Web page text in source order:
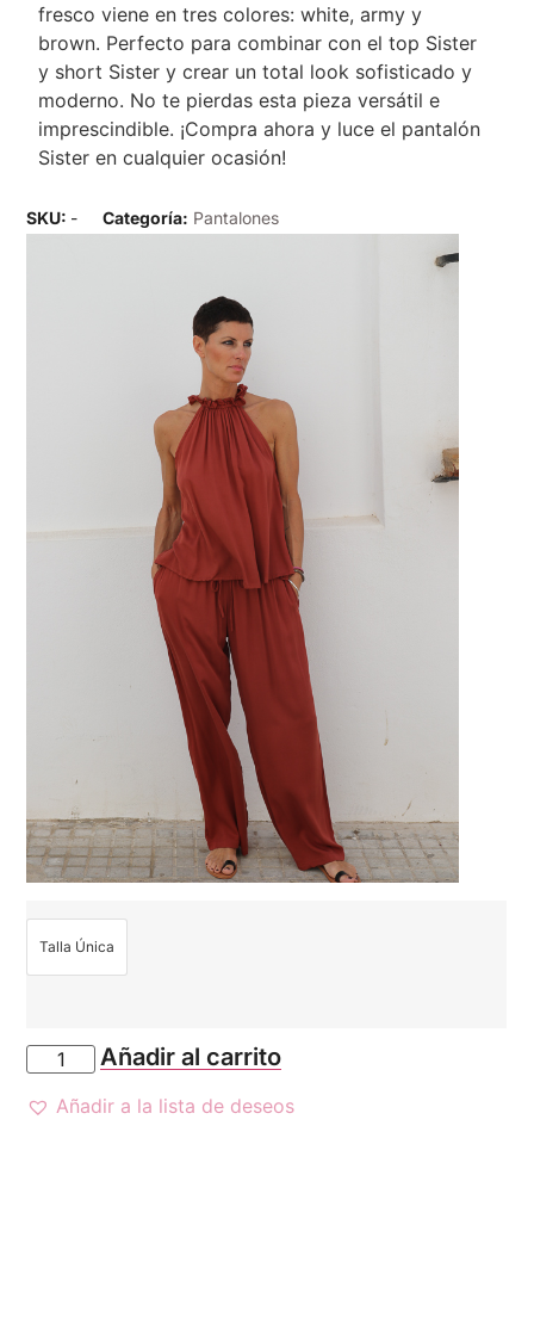
fresco viene en tres colores: white, army y
brown. Perfecto para combinar con el top Sister
y short Sister y crear un total look sofisticado y
moderno. No te pierdas esta pieza versátil e
imprescindible. ¡Compra ahora y luce el pantalón
Sister en cualquier ocasión!
SKU: - Categoría: Pantalones
Talla Única
Añadir al carrito
Añadir a la lista de deseos